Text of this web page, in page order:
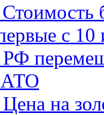
Стоимость
с 10
РФ
Цена на